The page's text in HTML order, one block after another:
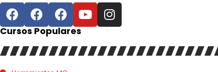
Cursos Populares